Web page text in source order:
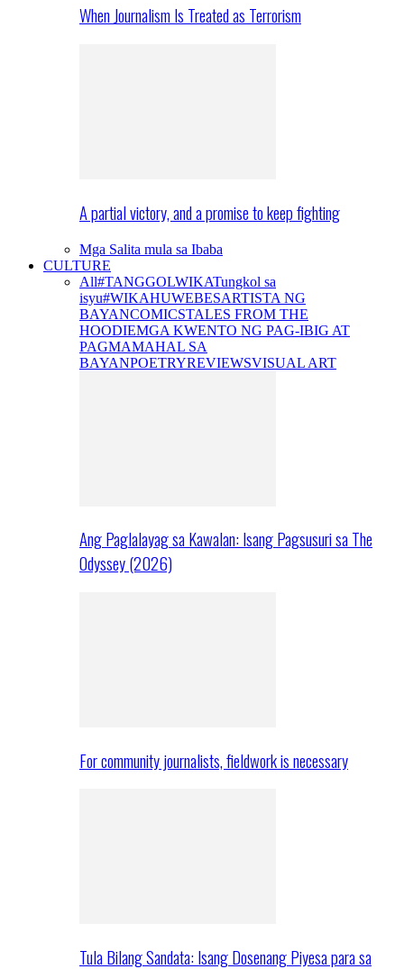
When Journalism Is Treated as Terrorism
A partial victory, and a promise to keep fighting
Mga Salita mula sa Ibaba
CULTURE
All#TANGGOLWIKATungkol sa
isyu#WIKAHUWEBESARTISTA NG
BAYANCOMICSTALES FROM THE
HOODIEMGA KWENTO NG PAG-IBIG AT
PAGMAMAHAL SA
BAYANPOETRYREVIEWSVISUAL ART
Ang Paglalayag sa Kawalan: Isang Pagsusuri sa The
Odyssey (2026)
For community journalists, fieldwork is necessary
Tula Bilang Sandata: Isang Dosenang Piyesa para sa